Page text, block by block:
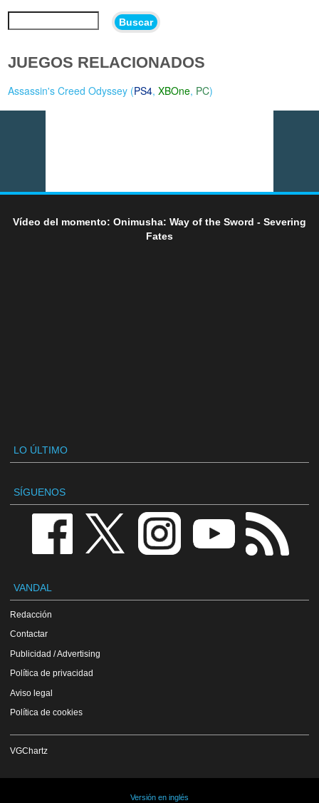
Buscar
JUEGOS RELACIONADOS
Assassin's Creed Odyssey (PS4,XBOne, PC)
Vídeo del momento: Onimusha: Way of the Sword - Severing
Fates
LO ÚLTIMO
SÍGUENOS
VANDAL
Redacción
Contactar
Publicidad / Advertising
Política de privacidad
Aviso legal
Política de cookies
VGChartz
Versión en inglés